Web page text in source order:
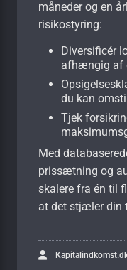
måneder og en
risikostyring:
Diversificér
afhængig af
du kan
Tjek
Med
prissætning og
skalere fra én til
at det stjæler din